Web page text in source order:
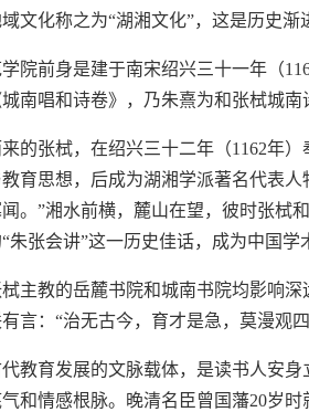
文化称之为“湖湘文化”，这是历史
前身是建于南宋绍兴三十一年（
南唱和诗卷》，乃朱熹为和张栻城
张栻，在绍兴三十二年（1162年
育思想，后成为湖湘学派著名代表
。”湘水前横，麓山在望，彼时张栻
朱张会讲”这一历史佳话，成为中国
教的岳麓书院和城南书院均影响深
言：“治无古今，育才是急，莫漫观
育发展的文脉载体，是读书人安身
和情感根脉。晚清名臣曾国藩20岁